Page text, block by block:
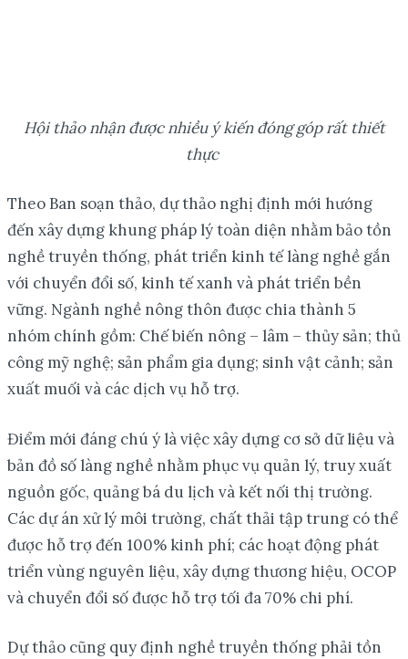
Hội thảo nhận được nhiều ý kiến đóng góp rất thiết
thực
Theo Ban soạn thảo, dự thảo nghị định mới hướng
đến xây dựng khung pháp lý toàn diện nhằm bảo tồn
nghề truyền thống, phát triển kinh tế làng nghề gắn
với chuyển đổi số, kinh tế xanh và phát triển bền
vững. Ngành nghề nông thôn được chia thành 5
nhóm chính gồm: Chế biến nông – lâm – thủy sản; thủ
công mỹ nghệ; sản phẩm gia dụng; sinh vật cảnh; sản
xuất muối và các dịch vụ hỗ trợ.
Điểm mới đáng chú ý là việc xây dựng cơ sở dữ liệu và
bản đồ số làng nghề nhằm phục vụ quản lý, truy xuất
nguồn gốc, quảng bá du lịch và kết nối thị trường.
Các dự án xử lý môi trường, chất thải tập trung có thể
được hỗ trợ đến 100% kinh phí; các hoạt động phát
triển vùng nguyên liệu, xây dựng thương hiệu, OCOP
và chuyển đổi số được hỗ trợ tối đa 70% chi phí.
Dự thảo cũng quy định nghề truyền thống phải tồn